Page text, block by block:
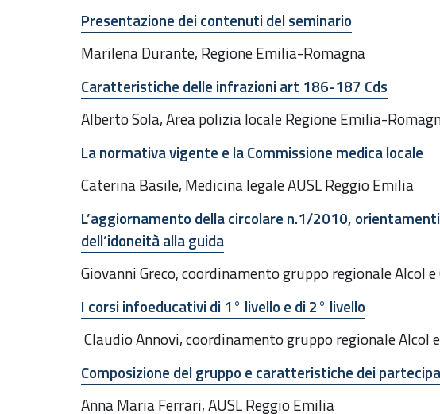
Presentazione dei contenuti del seminario
Marilena Durante, Regione Emilia-Romagna
Caratteristiche delle infrazioni art 186-187 Cds
Alberto Sola, Area polizia locale Regione Emilia-
La normativa vigente e la Commissione medica locale
Caterina Basile, Medicina legale AUSL Reggio Emilia
L’aggiornamento della circolare n.1/2010,
dell’idoneità alla guida
Giovanni Greco, coordinamento gruppo regionale Alcol
I corsi infoeducativi di 1° livello e di 2° livello
Claudio Annovi, coordinamento gruppo regionale Alcol
Composizione del gruppo e caratteristiche dei
Anna Maria Ferrari, AUSL Reggio Emilia